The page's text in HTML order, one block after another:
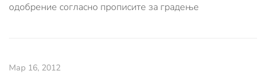
одобрение согласно прописите за градење
Мар 16, 2012